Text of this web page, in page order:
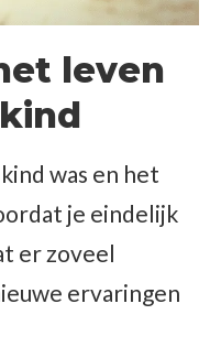
leven
was en het
je eindelijk
er zoveel
ervaringen